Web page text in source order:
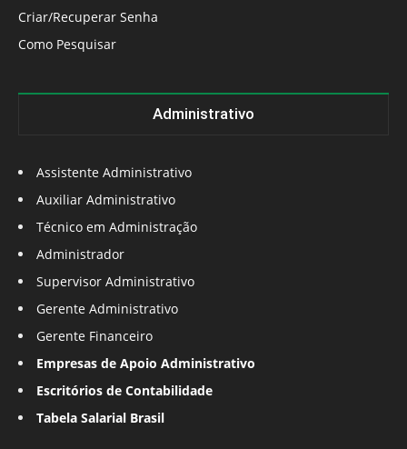
Criar/Recuperar Senha
Como Pesquisar
Administrativo
Assistente Administrativo
Auxiliar Administrativo
Técnico em Administração
Administrador
Supervisor Administrativo
Gerente Administrativo
Gerente Financeiro
Empresas de Apoio Administrativo
Escritórios de Contabilidade
Tabela Salarial Brasil